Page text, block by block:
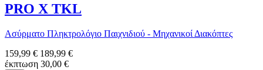
PRO X TKL
Ασύρματο Πληκτρολόγιο Παιχνιδιού - Μηχανικοί Διακόπτες
159,99 € 189,99 €
έκπτωση 30,00 €